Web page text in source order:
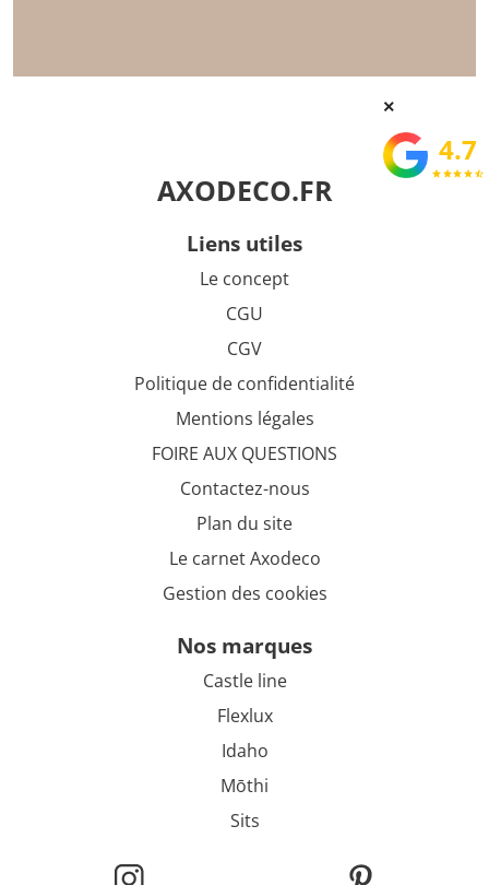
AXODECO.FR
liens utiles
Le concept
CGU
CGV
Politique de confidentialité
Mentions légales
FOIRE AUX QUESTIONS
Contactez-nous
Plan du site
Le carnet Axodeco
Gestion des cookies
nos marques
Castle line
Flexlux
Idaho
Mōthi
Sits
×
4.7
star starstar star star_half